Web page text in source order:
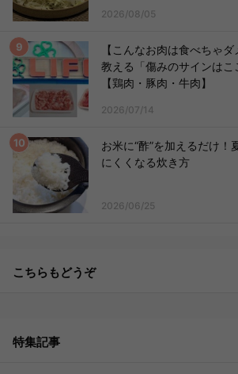
2026/08/05
【こんなお肉は食べちゃ
教える「傷みのサインはこ
【鶏肉・豚肉・牛肉】
2026/07/14
お米に“酢”を加えるだけ！
にくくなる炊き方
2026/06/25
こちらもどうぞ
特集記事